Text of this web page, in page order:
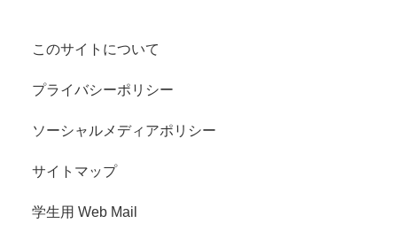
このサイトについて
プライバシーポリシー
ソーシャルメディアポリシー
サイトマップ
学生用 Web Mail